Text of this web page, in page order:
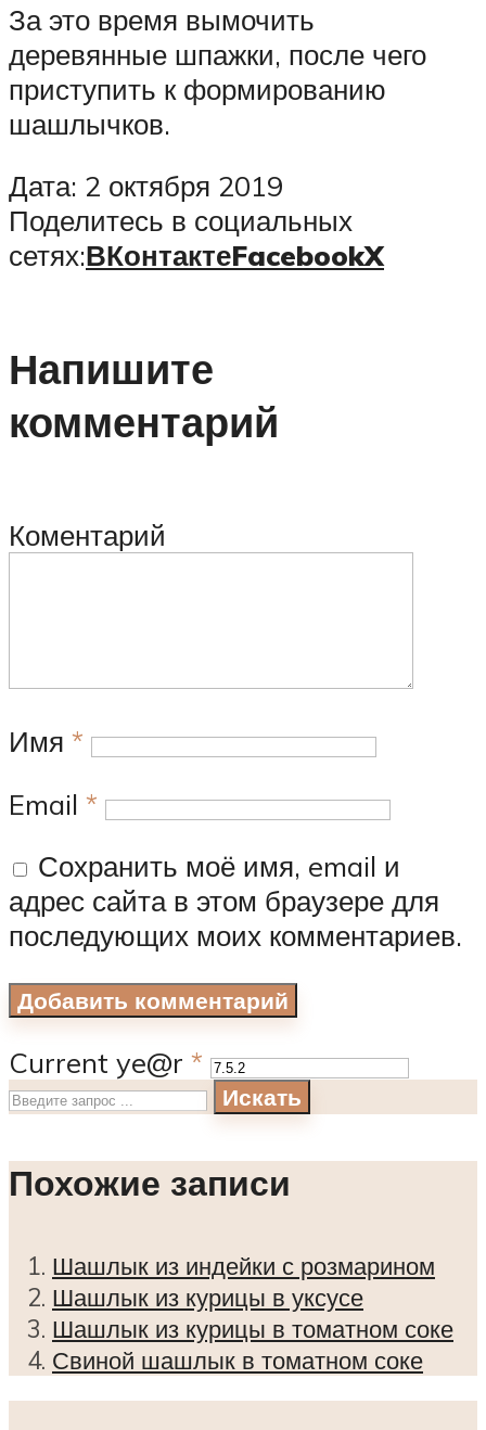
За это время вымочить
деревянные шпажки, после чего
приступить к формированию
шашлычков.
Дата: 2 октября 2019
Поделитесь в социальных
сетях:ВКонтактеFacebookX
Напишите
комментарий
Коментарий
Имя *
Email *
Сохранить моё имя, email и
адрес сайта в этом браузере для
последующих моих комментариев.
Current ye@r *
Искать
Похожие записи
Шашлык из индейки с розмарином
Шашлык из курицы в уксусе
Шашлык из курицы в томатном соке
Свиной шашлык в томатном соке